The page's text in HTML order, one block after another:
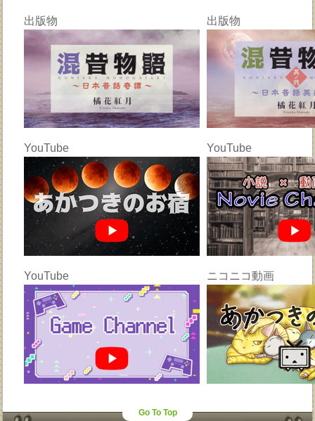
出版物 出版物
YouTube YouTube
YouTube ニコニコ動画
Go To Top